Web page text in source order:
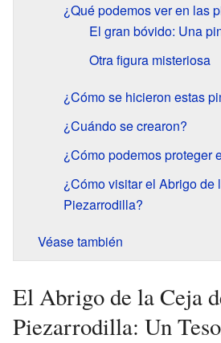
¿Qué podemos ver en las
El gran bóvido: Una
Otra figura misteriosa
¿Cómo se hicieron estas
¿Cuándo se crearon?
¿Cómo podemos proteger
¿Cómo visitar el Abrigo de
Piezarrodilla?
Véase también
El Abrigo de la Ceja
Piezarrodilla: Un